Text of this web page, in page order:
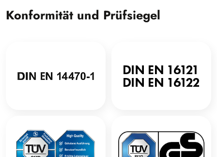
Konformität und Prüfsiegel